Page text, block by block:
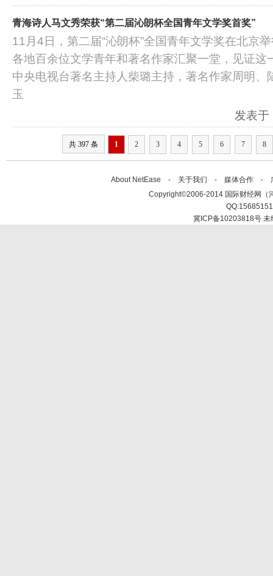
青海诗人马文秀荣获“第二届沁朗杯全国青年文学奖首奖”
11月4日，第二届“沁朗杯”全国青年文学奖在北京
各地百余位文学青年和著名作家汇聚一堂，见证这
中央电视台著名主持人柴璐主持，著名作家周明、
玉
发表
共 397 条 1 2 3 4 5 6 7 8
About NetEase - 关于我们 - 媒体合作 -
Copyright©2006-2014 国际财经网（
冀ICP备10203818号 未